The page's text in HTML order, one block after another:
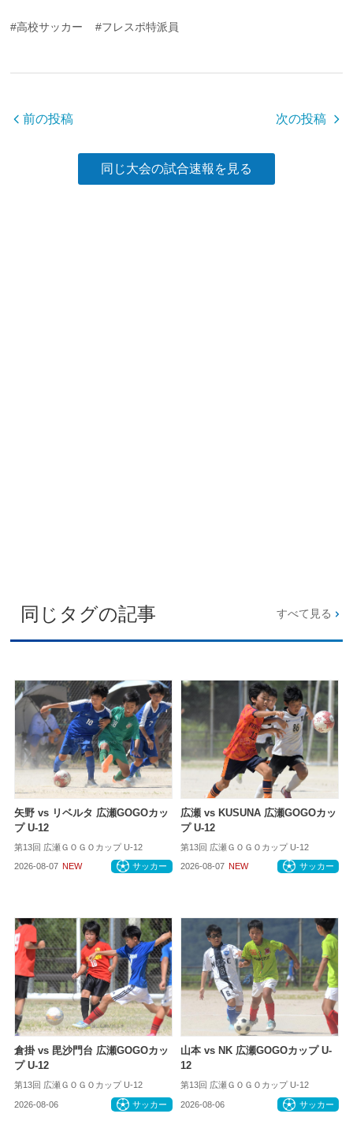
c
e
b
o
e
#高校サッカー #フレスポ特派員
前の投稿 次の投稿
同じ大会の試合速報を見る
同じタグの記事 すべて見る
矢野 vs リベルタ 広瀬GOGOカッ
プ U-12
第13回 広瀬ＧＯＧＯカップ U-12
2026-08-07 NEW サッカー
広瀬 vs KUSUNA 広瀬GOGOカッ
プ U-12
第13回 広瀬ＧＯＧＯカップ U-12
2026-08-07 NEW サッカー
倉掛 vs 毘沙門台 広瀬GOGOカッ
プ U-12
第13回 広瀬ＧＯＧＯカップ U-12
2026-08-06 サッカー
山本 vs NK 広瀬GOGOカップ U-
12
第13回 広瀬ＧＯＧＯカップ U-12
2026-08-06 サッカー